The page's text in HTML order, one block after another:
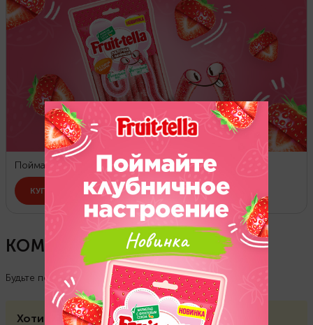
КОММЕНТАРИИ (0)
Будьте первым, кто оставит комментарий
Хотите прокомментировать?